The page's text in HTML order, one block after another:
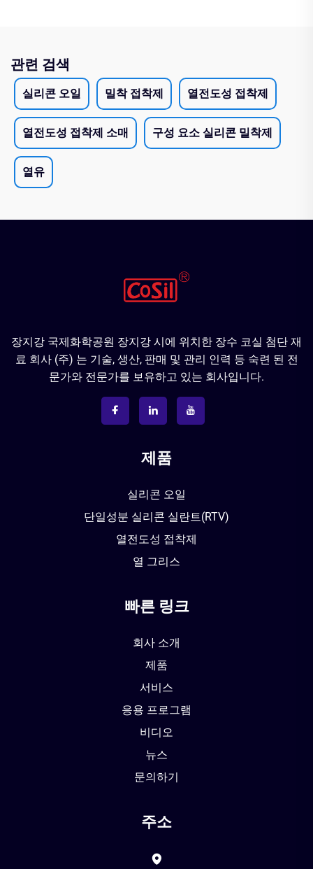
관련 검색
실리콘 오일 밀착 접착제 열전도성 접착제
열전도성 접착제 소매 구성 요소 실리콘 밀착제
열유
장지강 국제화학공원 장지강 시에 위치한 장수 코실 첨단 재
료 회사 (주) 는 기술, 생산, 판매 및 관리 인력 등 숙련 된 전
문가와 전문가를 보유하고 있는 회사입니다.
제품
실리콘 오일
단일성분 실리콘 실란트(RTV)
열전도성 접착제
열 그리스
빠른 링크
회사 소개
제품
서비스
응용 프로그램
비디오
뉴스
문의하기
주소